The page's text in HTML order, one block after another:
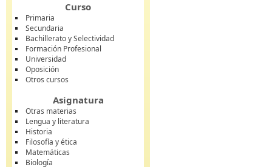
Curso
Primaria
Secundaria
Bachillerato y Selectividad
Formación Profesional
Universidad
Oposición
Otros cursos
Asignatura
Otras materias
Lengua y literatura
Historia
Filosofía y ética
Matemáticas
Biología